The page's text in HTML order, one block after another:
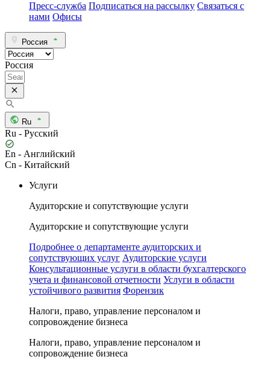
Пресс-служба Подписаться на рассылку Связаться с
нами Офисы
Россия
Россия
Ru
Ru - Русский
En - Английский
Cn - Китайский
Услуги
Аудиторские и сопутствующие услуги
Аудиторские и сопутствующие услуги
Подробнее о департаменте аудиторских и
сопутствующих услуг Аудиторские услуги
Консультационные услуги в области бухгалтерского
учета и финансовой отчетности Услуги в области
устойчивого развития Форензик
Налоги, право, управление персоналом и
сопровождение бизнеса
Налоги, право, управление персоналом и
сопровождение бизнеса